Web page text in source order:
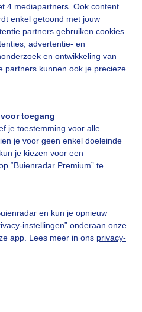
4 mediapartners. Ook content
enkel getoond met jouw
partners gebruiken cookies
advertentie- en
en ontwikkeling van
partners kunnen ook je precieze
toegang
je toestemming voor alle
je voor geen enkel doeleinde
je kiezen voor een
“Buienradar Premium” te
en kun je opnieuw
instellingen” onderaan onze
app. Lees meer in ons privacy-